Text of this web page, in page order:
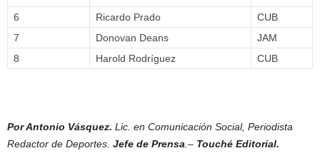
6
Ricardo Prado
CUB
7
Donovan Deans
JAM
8
Harold Rodríguez CUB
Por Antonio Vásquez. Lic. en Comunicación Social, Periodista
Redactor de Deportes. Jefe de Prensa .– Touché Editorial.